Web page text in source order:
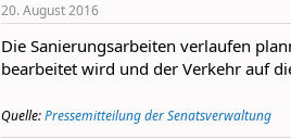
20. August 2016
Die Sanierungsarbeiten verlaufen
bearbeitet wird und der Verkehr auf
Quelle:Pressemitteilung der Senatsverwaltung